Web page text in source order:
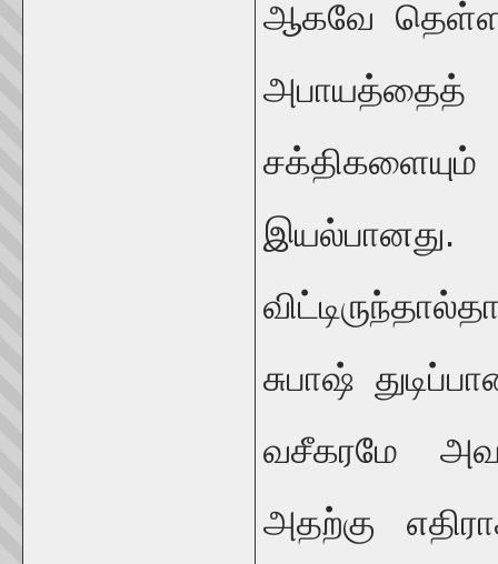
ஆகவே
சுபாஷ்
வசீகரமே
அதற்கு